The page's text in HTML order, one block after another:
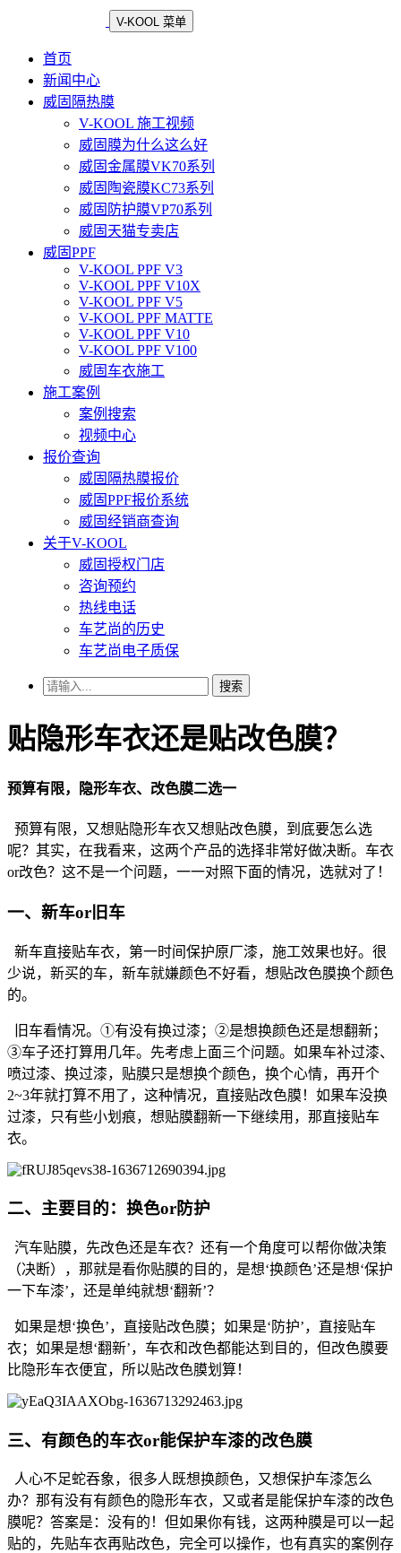
V-KOOL 菜单
首页
新闻中心
威固隔热膜
V-KOOL 施工视频
威固膜为什么这么好
威固金属膜VK70系列
威固陶瓷膜KC73系列
威固防护膜VP70系列
威固天猫专卖店
威固PPF
V-KOOL PPF V3
V-KOOL PPF V10X
V-KOOL PPF V5
V-KOOL PPF MATTE
V-KOOL PPF V10
V-KOOL PPF V100
威固车衣施工
施工案例
案例搜索
视频中心
报价查询
威固隔热膜报价
威固PPF报价系统
威固经销商查询
关于V-KOOL
威固授权门店
咨询预约
热线电话
车艺尚的历史
车艺尚电子质保
搜索
贴隐形车衣还是贴改色膜？
预算有限，隐形车衣、改色膜二选一
预算有限，又想贴隐形车衣又想贴改色膜，到底要怎么选
呢？其实，在我看来，这两个产品的选择非常好做决断。车衣
or改色？这不是一个问题，一一对照下面的情况，选就对了！
一、新车or旧车
新车直接贴车衣，第一时间保护原厂漆，施工效果也好。很
少说，新买的车，新车就嫌颜色不好看，想贴改色膜换个颜色
的。
旧车看情况。①有没有换过漆；②是想换颜色还是想翻新；
③车子还打算用几年。先考虑上面三个问题。如果车补过漆、
喷过漆、换过漆，贴膜只是想换个颜色，换个心情，再开个
2~3年就打算不用了，这种情况，直接贴改色膜！如果车没换
过漆，只有些小划痕，想贴膜翻新一下继续用，那直接贴车
衣。
二、主要目的：换色or防护
汽车贴膜，先改色还是车衣？还有一个角度可以帮你做决策
（决断），那就是看你贴膜的目的，是想‘换颜色’还是想‘保护
一下车漆’，还是单纯就想‘翻新’？
如果是想‘换色’，直接贴改色膜；如果是‘防护’，直接贴车
衣；如果是想‘翻新’，车衣和改色都能达到目的，但改色膜要
比隐形车衣便宜，所以贴改色膜划算！
三、有颜色的车衣or能保护车漆的改色膜
人心不足蛇吞象，很多人既想换颜色，又想保护车漆怎么
办？那有没有有颜色的隐形车衣，又或者是能保护车漆的改色
膜呢？答案是：没有的！但如果你有钱，这两种膜是可以一起
贴的，先贴车衣再贴改色，完全可以操作，也有真实的案例存